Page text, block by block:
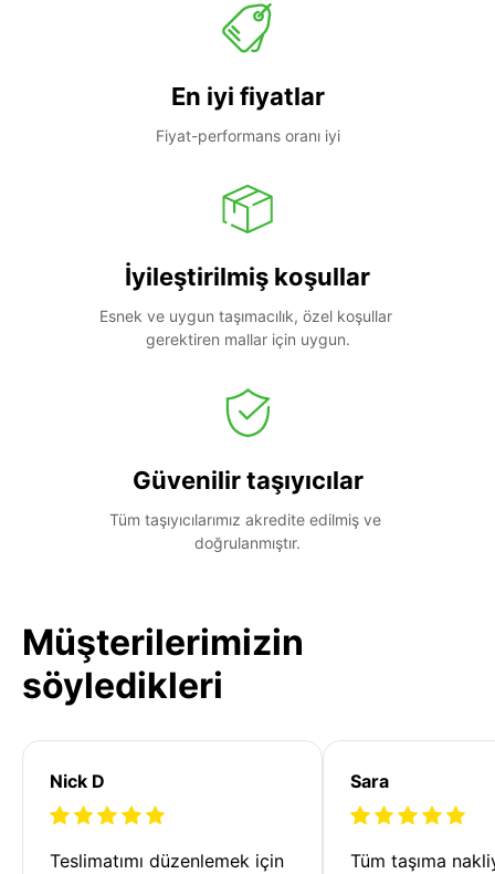
En iyi fiyatlar
Fiyat-performans oranı iyi
İyileştirilmiş koşullar
Esnek ve uygun taşımacılık, özel koşullar
gerektiren mallar için uygun.
Güvenilir taşıyıcılar
Tüm taşıyıcılarımız akredite edilmiş ve
doğrulanmıştır.
Müşterilerimizin
söyledikleri
Nick D
Teslimatımı düzenlemek için
Sara
Tüm taşıma